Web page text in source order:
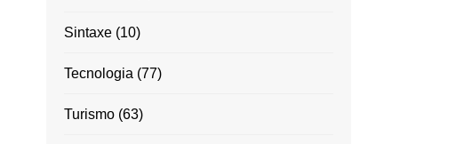
Sintaxe(10)
Tecnologia (77)
Turismo(63)